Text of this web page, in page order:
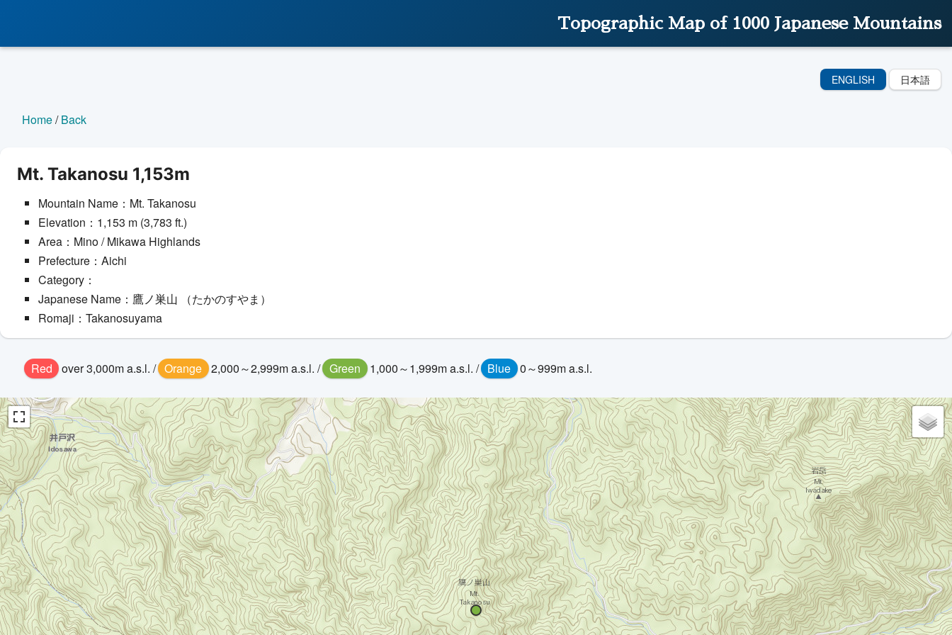
Topographic Map of 1000 Japanese Mountains
ENGLISH 日本語
Home/Back
Mt. Takanosu 1,153m
Mountain Name：Mt. Takanosu
Elevation：1,153 m (3,783 ft.)
Area：Mino / Mikawa Highlands
Prefecture：Aichi
Category：
Japanese Name：鷹ノ巣山 （たかのすやま）
Romaji：Takanosuyama
Red over 3,000m a.s.l. / Orange 2,000～2,999m a.s.l. / Green 1,000～1,999m a.s.l. / Blue 0～999m a.s.l.